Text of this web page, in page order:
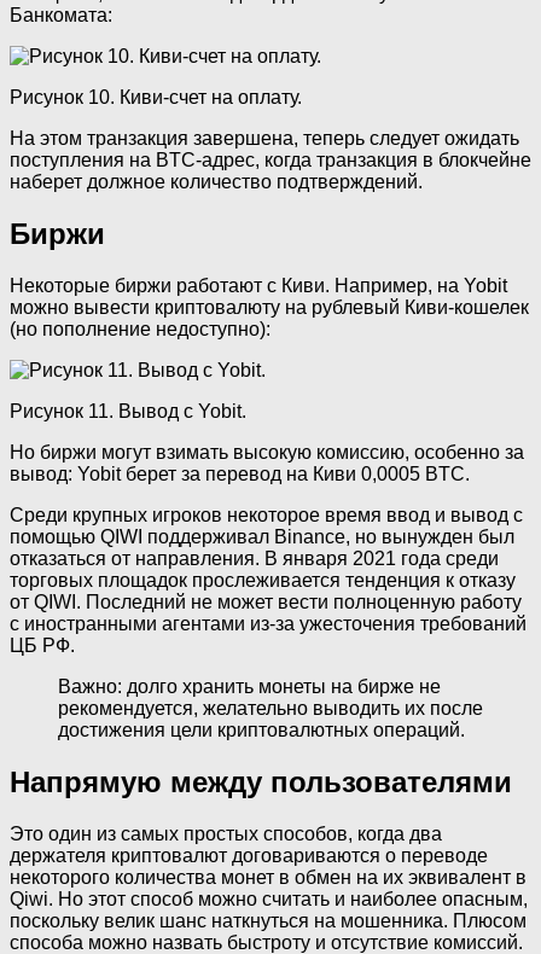
Банкомата:
Рисунок 10. Киви-счет на оплату.
На этом транзакция завершена, теперь следует ожидать
поступления на BTC-адрес, когда транзакция в блокчейне
наберет должное количество подтверждений.
Биржи
Некоторые биржи работают с Киви. Например, на Yobit
можно вывести криптовалюту на рублевый Киви-кошелек
(но пополнение недоступно):
Рисунок 11. Вывод с Yobit.
Но биржи могут взимать высокую комиссию, особенно за
вывод: Yobit берет за перевод на Киви 0,0005 BTC.
Среди крупных игроков некоторое время ввод и вывод с
помощью QIWI поддерживал Binance, но вынужден был
отказаться от направления. В января 2021 года среди
торговых площадок прослеживается тенденция к отказу
от QIWI. Последний не может вести полноценную работу
с иностранными агентами из-за ужесточения требований
ЦБ РФ.
Важно: долго хранить монеты на бирже не
рекомендуется, желательно выводить их после
достижения цели криптовалютных операций.
Напрямую между пользователями
Это один из самых простых способов, когда два
держателя криптовалют договариваются о переводе
некоторого количества монет в обмен на их эквивалент в
Qiwi. Но этот способ можно считать и наиболее опасным,
поскольку велик шанс наткнуться на мошенника. Плюсом
способа можно назвать быстроту и отсутствие комиссий.